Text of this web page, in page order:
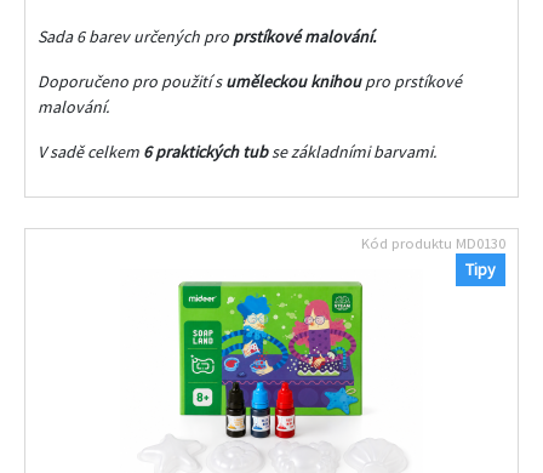
Sada 6 barev určených pro prstíkové malování.
Doporučeno pro použití suměleckou knihoupro prstíkové
malování.
V sadě celkem 6 praktických tubse základními barvami.
Tipy
Kód produktu MD0130